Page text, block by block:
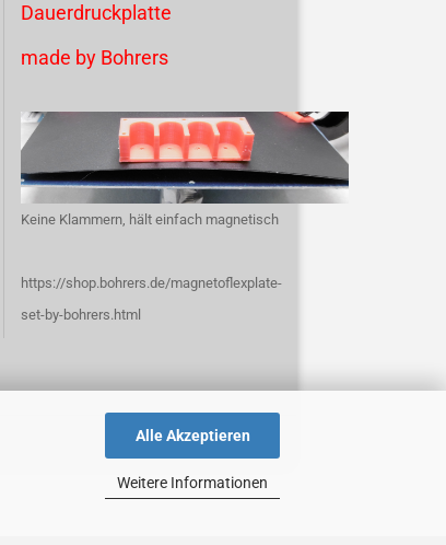
Alle Akzeptieren
Weitere Informationen
Dauerdruckplatte
made by Bohrers
Keine Klammern, hält einfach magnetisch
https://shop.bohrers.de/magnetoflexplate-
set-by-bohrers.html